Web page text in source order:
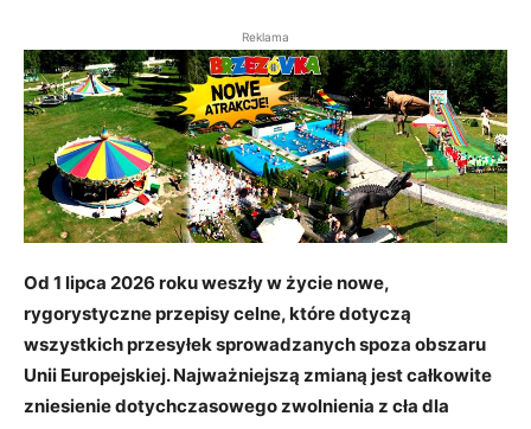
Reklama
Od 1 lipca 2026 roku weszły w życie nowe,
rygorystyczne przepisy celne, które dotyczą
wszystkich przesyłek sprowadzanych spoza obszaru
Unii Europejskiej. Najważniejszą zmianą jest całkowite
zniesienie dotychczasowego zwolnienia z cła dla